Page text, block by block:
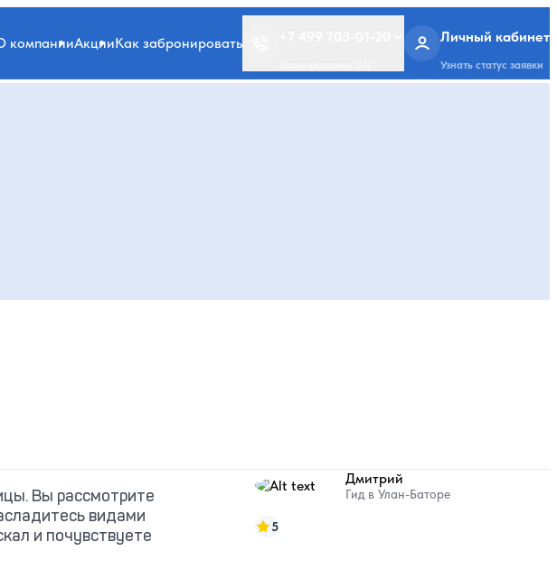
компанииАкцииКак забронировать Личный кабинет
Узнать статус заявки
Вы рассмотрите
видами
и почувствуете
Дмитрий
Гид в Улан-Баторе
5